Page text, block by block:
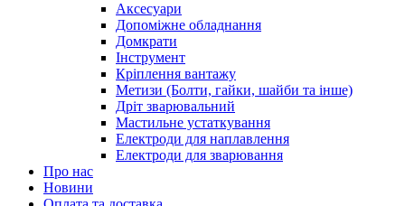
Аксесуари
Допоміжне обладнання
Домкрати
Інструмент
Кріплення вантажу
Метизи (Болти, гайки, шайби та інше)
Дріт зварювальний
Мастильне устаткування
Електроди для наплавлення
Електроди для зварювання
Про нас
Новини